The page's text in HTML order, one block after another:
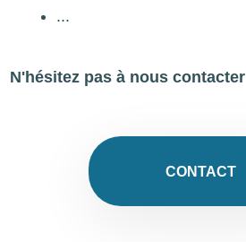
...
N'hésitez pas à nous contacter
CONTACT